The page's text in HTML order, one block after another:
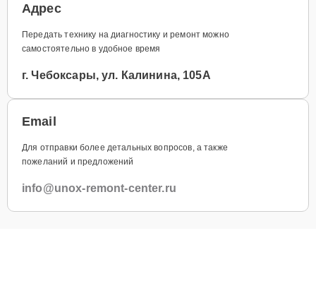
Адрес
Передать технику на диагностику и ремонт можно
самостоятельно в удобное время
г. Чебоксары, ул. Калинина, 105А
Email
Для отправки более детальных вопросов, а также
пожеланий и предложений
info@unox-remont-center.ru